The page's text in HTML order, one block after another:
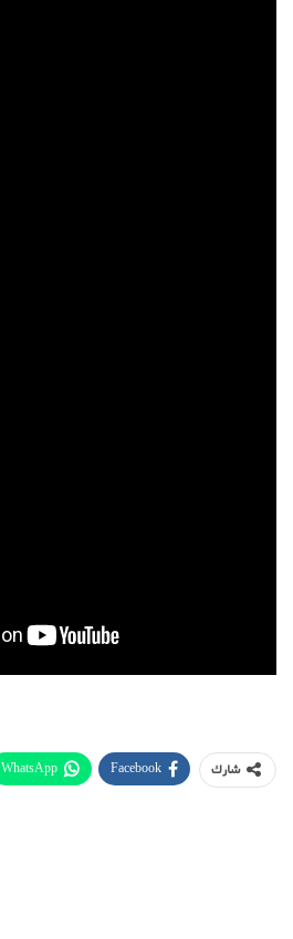
شارك Facebook
WhatsApp